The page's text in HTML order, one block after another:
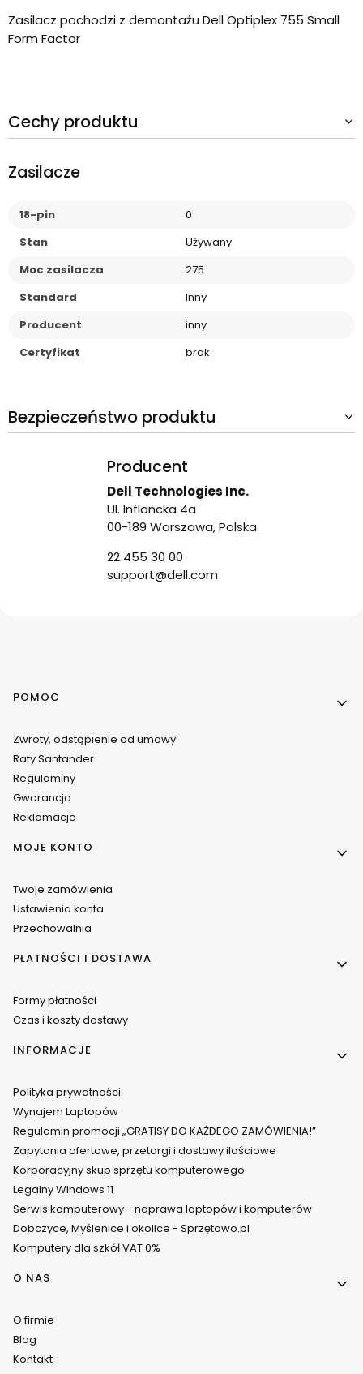
Zasilacz pochodzi z demontażu Dell Optiplex 755 Small
Form Factor
Cechy produktu
Zasilacze
18-pin
0
Stan
Używany
Moc zasilacza
275
Standard
Inny
Producent
inny
Certyfikat
brak
Bezpieczeństwo produktu
Producent
Dell Technologies Inc.
Ul. Inflancka 4a
00-189 Warszawa, Polska
22 455 30 00
support@dell.com
Linki w stopce
POMOC
Zwroty, odstąpienie od umowy
Raty Santander
Regulaminy
Gwarancja
Reklamacje
MOJE KONTO
Twoje zamówienia
Ustawienia konta
Przechowalnia
PŁATNOŚCI I DOSTAWA
Formy płatności
Czas i koszty dostawy
INFORMACJE
Polityka prywatności
Wynajem Laptopów
Regulamin promocji „GRATISY DO KAŻDEGO ZAMÓWIENIA!”
Zapytania ofertowe, przetargi i dostawy ilościowe
Korporacyjny skup sprzętu komputerowego
Legalny Windows 11
Serwis komputerowy - naprawa laptopów i komputerów
Dobczyce, Myślenice i okolice - Sprzętowo.pl
Komputery dla szkół VAT 0%
O NAS
O firmie
Blog
Kontakt